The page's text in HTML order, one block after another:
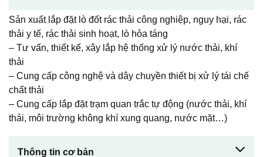
Sản xuất lắp đặt lò đốt rác thải công nghiệp, nguy hại, rác
thải y tế, rác thải sinh hoạt, lò hỏa táng
– Tư vấn, thiết kế, xây lắp hệ thống xử lý nước thải, khí
thải
– Cung cấp công nghệ và dây chuyền thiết bị xử lý tái chế
chất thải
– Cung cấp lắp đặt trạm quan trắc tự động (nước thải, khí
thải, môi trường không khí xung quang, nước mặt…)
Thông tin cơ bản